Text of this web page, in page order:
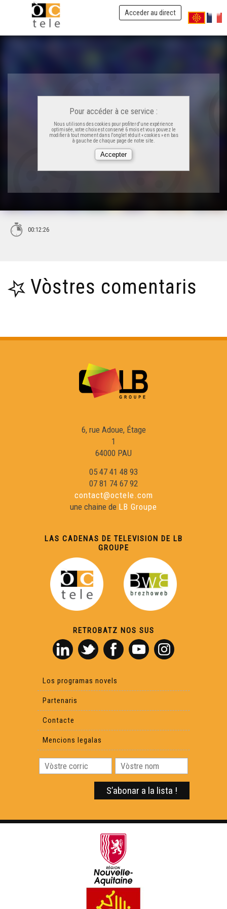
Acceder au direct
Pour accéder à ce service :
Nous utilisons des cookies pour profiter d'une expérience
optimisée, votre choix est conservé 6 mois et vous pouvez le
modifier à tout moment dans l'onglet réduit « cookies » en bas
à gauche de chaque page de notre site.
00:12:26
Vòstres comentaris
6, rue Adoue, Étage
1
64000 PAU
05 47 41 48 93
07 81 74 67 92
contact@octele.com
une chaine de LB Groupe
LAS CADENAS DE TELEVISION DE LB
GROUPE
RETROBATZ NOS SUS
Los programas novels
Partenaris
Contacte
Mencions legalas